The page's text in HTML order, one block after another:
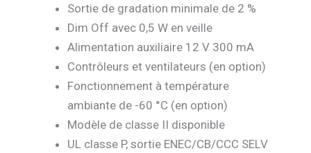
Sortie de gradation minimale de 2 %
Dim Off avec 0,5 W en veille
Alimentation auxiliaire 12 V 300 mA
Contrôleurs et ventilateurs (en option)
Fonctionnement à température
ambiante de -60 °C (en option)
Modèle de classe II disponible
UL classe P, sortie ENEC/CB/CCC SELV